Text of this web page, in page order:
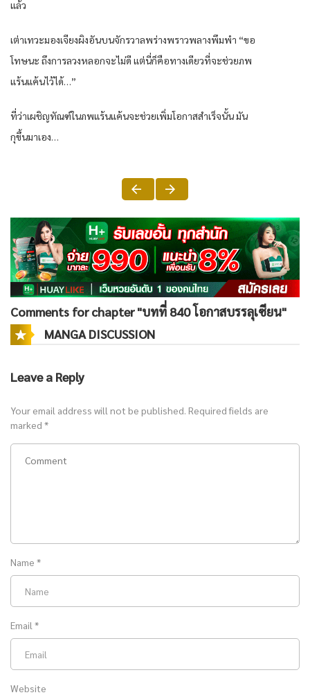
แล้ว
เต่าเทวะมองเจียงผิงอันบนจักรวาลพร่างพราวพลางพึมพำ “ขอ
โทษนะ ถึงการลวงหลอกจะไม่ดี แต่นี่ก็คือทางเดียวที่จะช่วยภพ
แร้นแค้นไว้ได้…”
ที่ว่าเผชิญทัณฑ์ในภพแร้นแค้นจะช่วยเพิ่มโอกาสสำเร็จนั้น มัน
กุขึ้นมาเอง…
Comments for chapter "บทที่ 840 โอกาสบรรลุเซียน"
MANGA DISCUSSION
Leave a Reply
Your email address will not be published. Required fields are
marked *
Name *
Email *
Website